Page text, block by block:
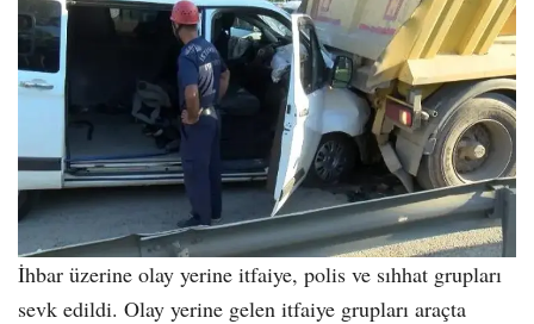
İhbar üzerine olay yerine itfaiye, polis ve sıhhat grupları
sevk edildi. Olay yerine gelen itfaiye grupları araçta